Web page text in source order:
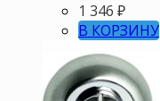
1 346 ₽
В КОРЗИНУ